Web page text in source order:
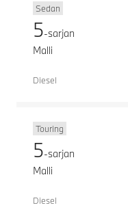
Sedan
5-sarjan
Malli
Diesel
Touring
5-sarjan
Malli
Diesel